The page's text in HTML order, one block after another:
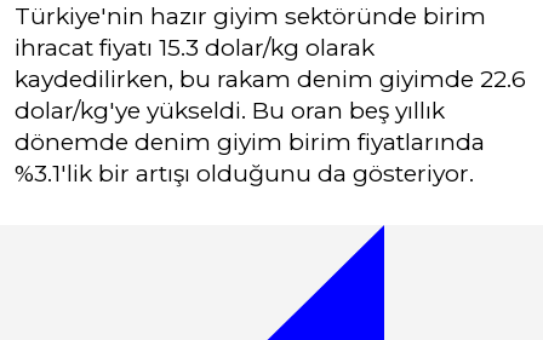
Türkiye'nin hazır giyim sektöründe birim
ihracat fiyatı 15.3 dolar/kg olarak
kaydedilirken, bu rakam denim giyimde 22.6
dolar/kg'ye yükseldi. Bu oran beş yıllık
dönemde denim giyim birim fiyatlarında
%3.1'lik bir artışı olduğunu da gösteriyor.